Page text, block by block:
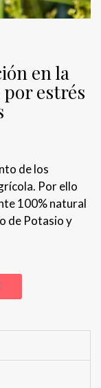
en la
estrés
de los
Por ello
100% natural
de Potasio y